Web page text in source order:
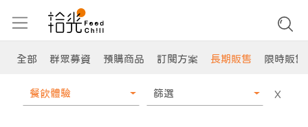
全部 群眾募資 預購商品 訂閱方案 長期販售 限時販售
餐飲體驗 篩選 X